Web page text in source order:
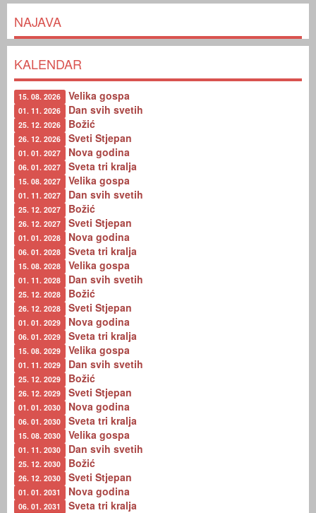
NAJAVA
KALENDAR
15. 08. 2026 Velika gospa
01. 11. 2026 Dan svih svetih
25. 12. 2026 Božić
26. 12. 2026 Sveti Stjepan
01. 01. 2027 Nova godina
06. 01. 2027 Sveta tri kralja
15. 08. 2027 Velika gospa
01. 11. 2027 Dan svih svetih
25. 12. 2027 Božić
26. 12. 2027 Sveti Stjepan
01. 01. 2028 Nova godina
06. 01. 2028 Sveta tri kralja
15. 08. 2028 Velika gospa
01. 11. 2028 Dan svih svetih
25. 12. 2028 Božić
26. 12. 2028 Sveti Stjepan
01. 01. 2029 Nova godina
06. 01. 2029 Sveta tri kralja
15. 08. 2029 Velika gospa
01. 11. 2029 Dan svih svetih
25. 12. 2029 Božić
26. 12. 2029 Sveti Stjepan
01. 01. 2030 Nova godina
06. 01. 2030 Sveta tri kralja
15. 08. 2030 Velika gospa
01. 11. 2030 Dan svih svetih
25. 12. 2030 Božić
26. 12. 2030 Sveti Stjepan
01. 01. 2031 Nova godina
06. 01. 2031 Sveta tri kralja